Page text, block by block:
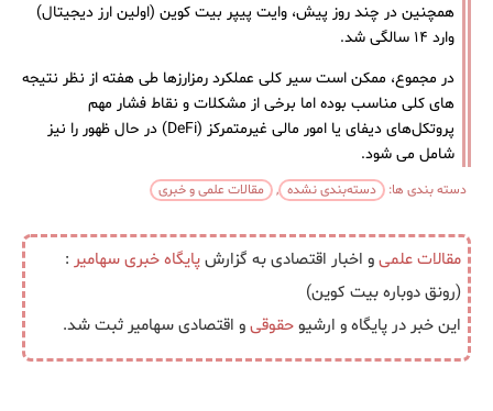
همچنین در چند روز پیش، وایت پیپر بیت ‌کوین (اولین ارز دیجیتال)
وارد ۱۴ سالگی شد.
در مجموع، ممکن است سیر کلی عملکرد رمزارزها طی هفته از نظر نتیجه
های کلی مناسب بوده اما برخی از مشکلات و نقاط فشار مهم
پروتکل‌های دیفای یا امور مالی غیرمتمرکز (DeFi) در حال ظهور را نیز
شامل می شود.
دسته بندی ها: دسته‌بندی نشده , مقالات علمی و خبری
مقالات علمیو اخبار اقتصادی به گزارشپایگاه خبریسهامیر :
(رونق دوباره بیت‌ کوین)
این خبر در پایگاه و ارشیوحقوقیو اقتصادی سهامیر ثبت شد.